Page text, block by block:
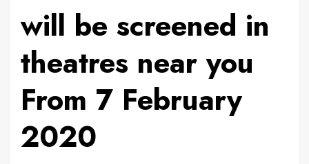
will be screened in
theatres near you
From 7 February
2020